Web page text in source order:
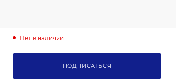
Нет в наличии
ПОДПИСАТЬСЯ